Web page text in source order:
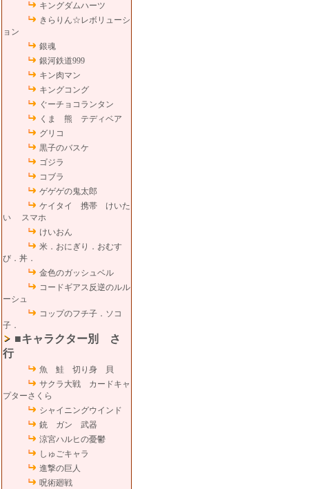
キングダムハーツ
きらりん☆レボリューシ
ョン
銀魂
銀河鉄道999
キン肉マン
キングコング
ぐーチョコランタン
くま 熊 テディベア
グリコ
黒子のバスケ
ゴジラ
コブラ
ゲゲゲの鬼太郎
ケイタイ 携帯 けいた
い スマホ
けいおん
米．おにぎり．おむす
び．丼．
金色のガッシュベル
コードギアス反逆のルル
ーシュ
コップのフチ子．ソコ
子．
■キャラクター別 さ
行
魚 鮭 切り身 貝
サクラ大戦 カードキャ
プターさくら
シャイニングウインド
銃 ガン 武器
涼宮ハルヒの憂鬱
しゅごキャラ
進撃の巨人
呪術廻戦